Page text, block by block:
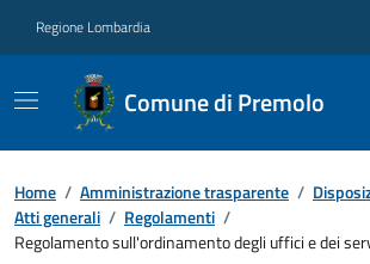
Regione Lombardia
Comune di Premolo
Home / Amministrazione trasparente /
Atti generali / Regolamenti /
Regolamento sull'ordinamento degli uffici e dei